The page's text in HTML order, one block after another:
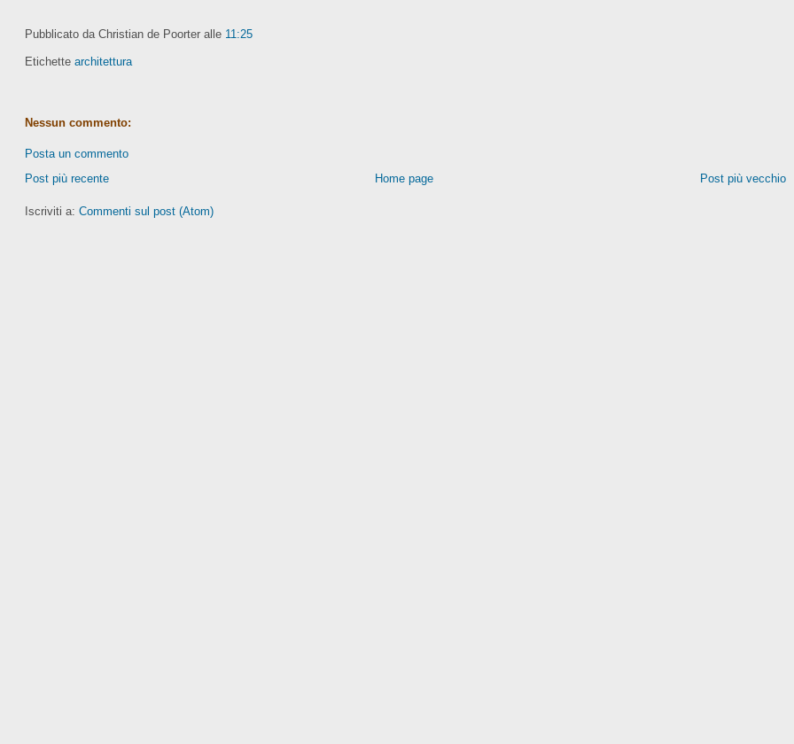
Pubblicato da Christian de Poorter alle 11:25
Etichette architettura
Nessun commento:
Posta un commento
Post più recente
Post più vecchio
Home page
Iscriviti a: Commenti sul post (Atom)